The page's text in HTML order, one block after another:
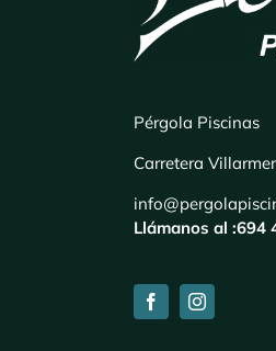
Pérgola Piscinas
Carretera
Llámanos al :694